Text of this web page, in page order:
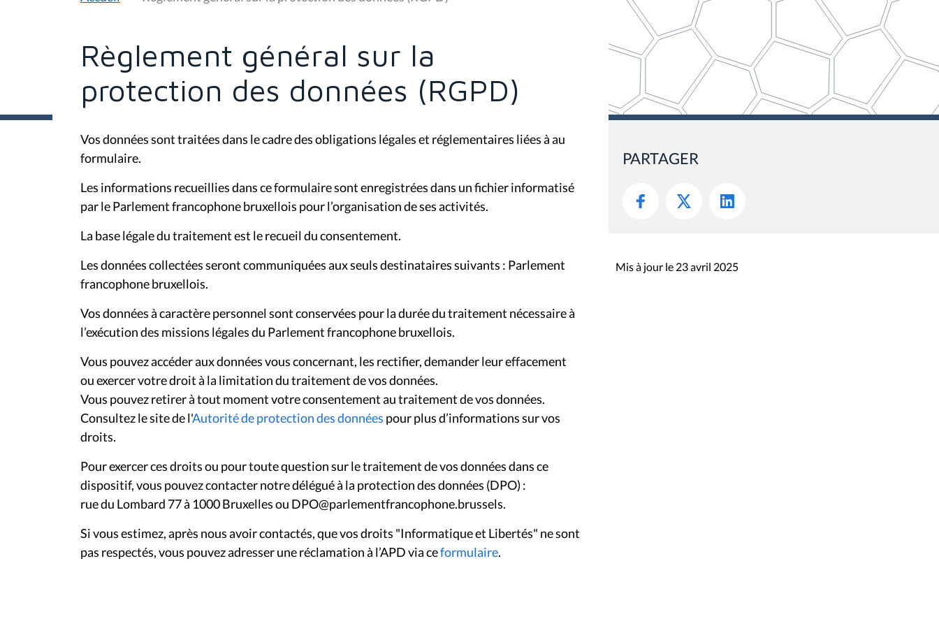
t
s
c
Règlement général sur la
protection des données (RGPD)
Vos données sont traitées dans le cadre des obligations légales et réglementaires liées à au
formulaire.
Les informations recueillies dans ce formulaire sont enregistrées dans un fichier informatisé
par le Parlement francophone bruxellois pour l’organisation de ses activités.
La base légale du traitement est le recueil du consentement.
Les données collectées seront communiquées aux seuls destinataires suivants : Parlement
francophone bruxellois.
Vos données à caractère personnel sont conservées pour la durée du traitement nécessaire à
l’exécution des missions légales du Parlement francophone bruxellois.
Vous pouvez accéder aux données vous concernant, les rectifier, demander leur effacement
ou exercer votre droit à la limitation du traitement de vos données.
Vous pouvez retirer à tout moment votre consentement au traitement de vos données.
Consultez le site de l'Autorité de protection des données pour plus d’informations sur vos
droits.
Pour exercer ces droits ou pour toute question sur le traitement de vos données dans ce
dispositif, vous pouvez contacter notre délégué à la protection des données (DPO) :
rue du Lombard 77 à 1000 Bruxelles ou DPO@parlementfrancophone.brussels.
Si vous estimez, après nous avoir contactés, que vos droits "Informatique et Libertés" ne sont
pas respectés, vous pouvez adresser une réclamation à l’APD via ceformulaire.
PARTAGER
Mis à jour le 23 avril 2025